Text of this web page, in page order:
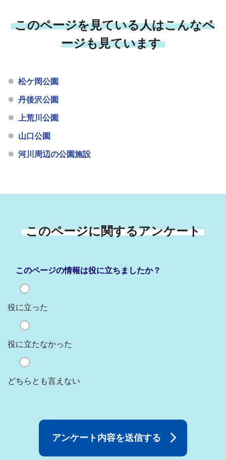
このページを見ている人はこんなペ
ージも見ています
松ケ岡公園
丹後沢公園
上荒川公園
山口公園
河川周辺の公園施設
このページに関するアンケート
このページの情報は役に立ちましたか？
役に立った
役に立たなかった
どちらとも言えない